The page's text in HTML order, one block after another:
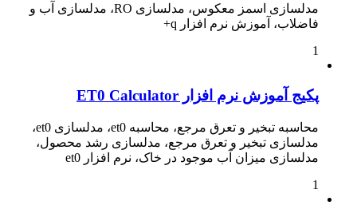
مدلسازی اسمز معکوس، مدلسازی RO، مدلسازی آب و
فاضلاب، آموزش نرم افزار q+
1
پکیج آموزش نرم افزار ET0 Calculator
محاسبه تبخیر و تعرق مرجع، محاسبه et0، مدلسازی et0،
مدلسازی تبخیر و تعرق مرجع، مدلسازی رشد محصول،
مدلسازی میزان آب موجود در خاک، نرم افزار et0
1